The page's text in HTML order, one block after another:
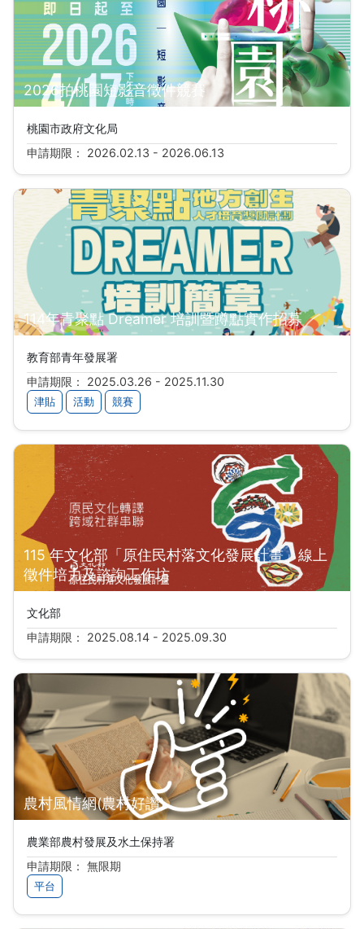
2026拍桃園短影音徵件競賽
桃園市政府文化局
申請期限： 2026.02.13 - 2026.06.13
114年青聚點 Dreamer 培訓暨蹲點實作招募
教育部青年發展署
申請期限： 2025.03.26 - 2025.11.30
津貼 活動 競賽
115 年文化部「原住民村落文化發展計畫」線上
徵件培力及諮詢工作坊
文化部
申請期限： 2025.08.14 - 2025.09.30
農村風情網(農村好讚)
農業部農村發展及水土保持署
申請期限： 無限期
平台